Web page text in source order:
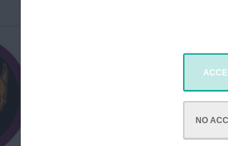
NO
lacabronica@gmail.com